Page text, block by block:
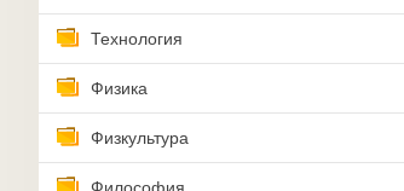
Технология
Физика
Физкультура